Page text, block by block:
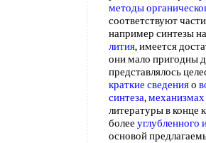
методы
соответствуют
например синтезы
лития, имеется
они мало пригодны
представлялось
краткие сведенияо
синтеза,
литературы в конце
более углубленного
основой